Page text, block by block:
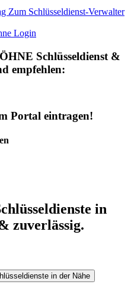
Zum Schlüsseldienst-Verwalter
Login
Schlüsseldienst &
empfehlen:
Portal eintragen!
in
zuverlässig.
in der Nähe